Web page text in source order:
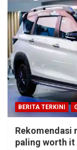
BERITA TERKINI
Rekomendasi
paling worth it